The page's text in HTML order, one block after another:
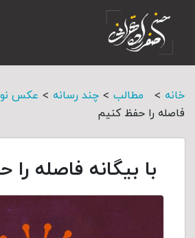
خانه > مطالب > چند رسانه > عکس
فاصله را حفظ کنیم
با بیگانه فاصله